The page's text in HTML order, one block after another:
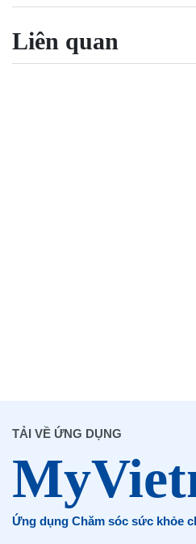
Liên quan
TẢI VỀ ỨNG DỤNG
Ứng dụng Chăm sóc sức khỏe